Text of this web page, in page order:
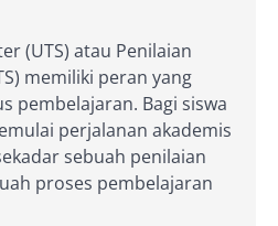
(UTS) atau Penilaian
memiliki peran yang
pembelajaran. Bagi siswa
perjalanan akademis
sebuah penilaian
proses pembelajaran